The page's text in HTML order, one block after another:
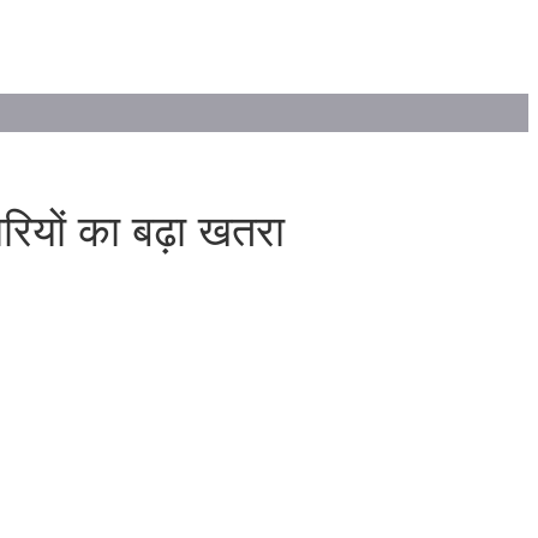
का बढ़ा खतरा